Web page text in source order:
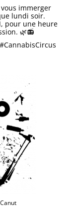
vous immerger
lundi soir.
pour une heure
🌿📻